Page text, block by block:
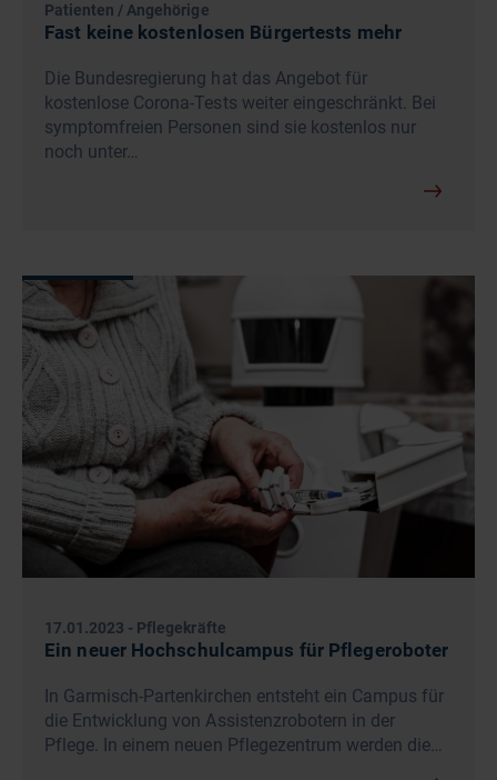
Patienten / Angehörige
Fast keine kostenlosen Bürgertests mehr
Die Bundesregierung hat das Angebot für
kostenlose Corona-Tests weiter eingeschränkt. Bei
symptomfreien Personen sind sie kostenlos nur
noch unter…
17.01.2023 - Pflegekräfte
Ein neuer Hochschulcampus für Pflegeroboter
In Garmisch-Partenkirchen entsteht ein Campus für
die Entwicklung von Assistenzrobotern in der
Pflege. In einem neuen Pflegezentrum werden die…